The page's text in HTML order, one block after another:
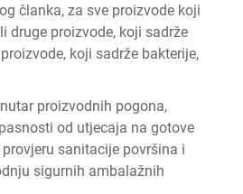
članka, za sve proizvode koji
druge proizvode, koji sadrže
koji sadrže bakterije,
proizvodnih pogona,
od utjecaja na gotove
sanitacije površina i
sigurnih ambalažnih